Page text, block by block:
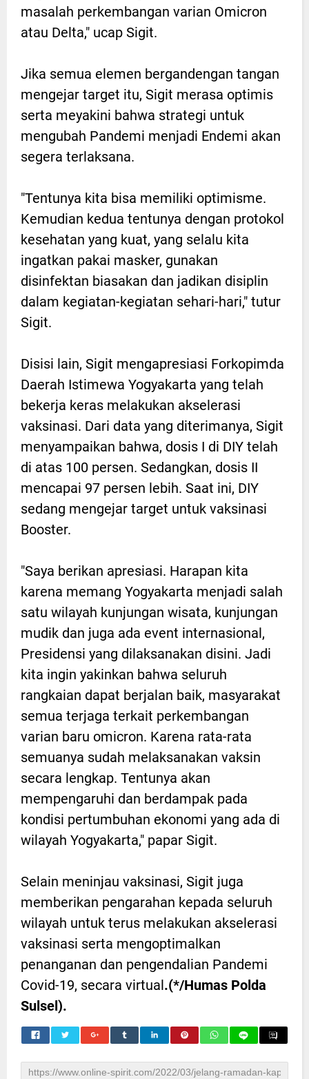
masalah perkembangan varian Omicron
atau Delta," ucap Sigit.
Jika semua elemen bergandengan tangan
mengejar target itu, Sigit merasa optimis
serta meyakini bahwa strategi untuk
mengubah Pandemi menjadi Endemi akan
segera terlaksana.
"Tentunya kita bisa memiliki optimisme.
Kemudian kedua tentunya dengan protokol
kesehatan yang kuat, yang selalu kita
ingatkan pakai masker, gunakan
disinfektan biasakan dan jadikan disiplin
dalam kegiatan-kegiatan sehari-hari," tutur
Sigit.
Disisi lain, Sigit mengapresiasi Forkopimda
Daerah Istimewa Yogyakarta yang telah
bekerja keras melakukan akselerasi
vaksinasi. Dari data yang diterimanya, Sigit
menyampaikan bahwa, dosis I di DIY telah
di atas 100 persen. Sedangkan, dosis II
mencapai 97 persen lebih. Saat ini, DIY
sedang mengejar target untuk vaksinasi
Booster.
"Saya berikan apresiasi. Harapan kita
karena memang Yogyakarta menjadi salah
satu wilayah kunjungan wisata, kunjungan
mudik dan juga ada event internasional,
Presidensi yang dilaksanakan disini. Jadi
kita ingin yakinkan bahwa seluruh
rangkaian dapat berjalan baik, masyarakat
semua terjaga terkait perkembangan
varian baru omicron. Karena rata-rata
semuanya sudah melaksanakan vaksin
secara lengkap. Tentunya akan
mempengaruhi dan berdampak pada
kondisi pertumbuhan ekonomi yang ada di
wilayah Yogyakarta," papar Sigit.
Selain meninjau vaksinasi, Sigit juga
memberikan pengarahan kepada seluruh
wilayah untuk terus melakukan akselerasi
vaksinasi serta mengoptimalkan
penanganan dan pengendalian Pandemi
Covid-19, secara virtual.(*/Humas Polda
Sulsel).